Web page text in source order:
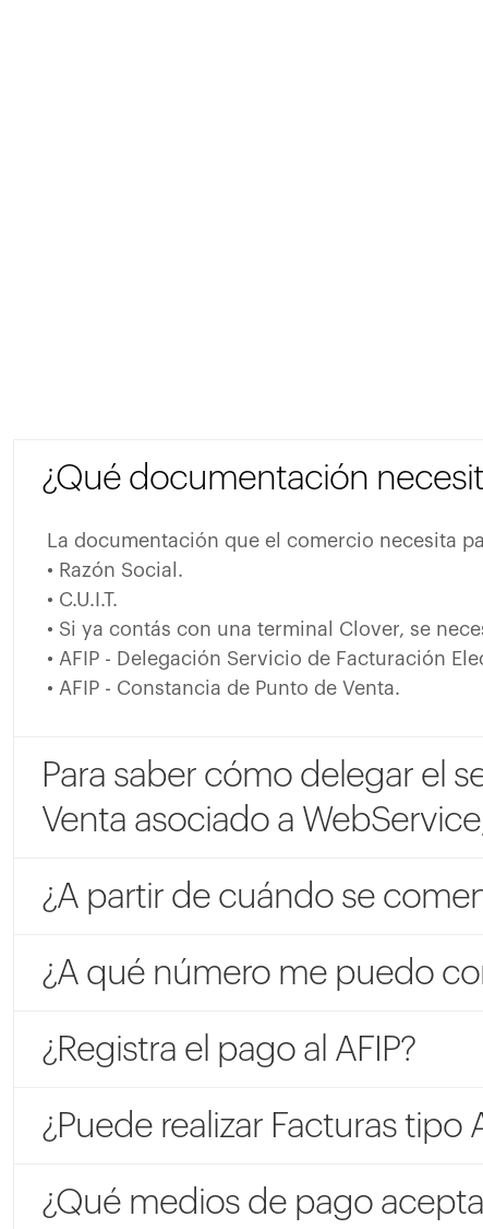
¿Qué documentación
La documentación que el comercio necesita
• Razón Social.
• C.U.I.T.
• Si ya contás con una terminal Clover, se
• AFIP - Delegación Servicio de Facturación
• AFIP - Constancia de Punto de Venta.
Para saber cómo delegar el
Venta asociado a
¿A partir de cuándo se
¿A qué número me puedo
¿Registra el pago al AFIP?
¿Puede realizar Facturas tipo
¿Qué medios de pago